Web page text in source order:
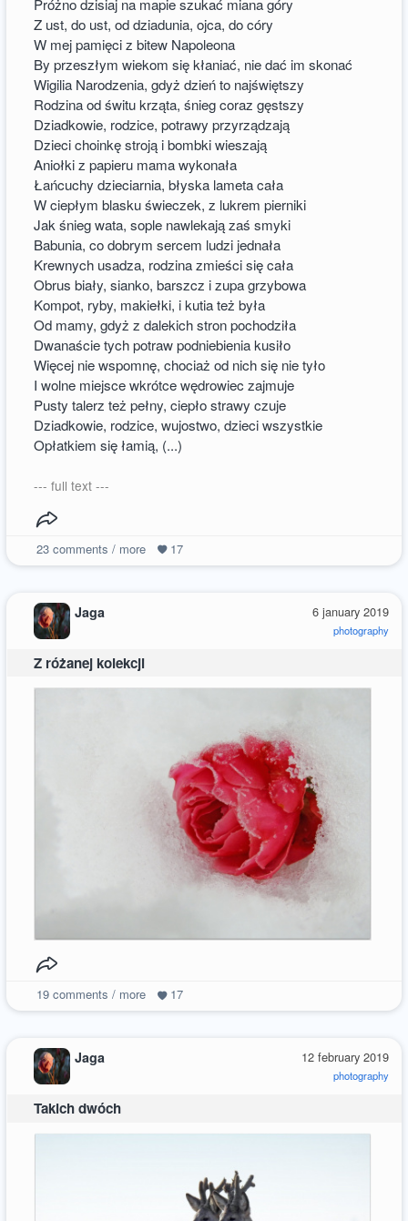
Próżno dzisiaj na mapie szukać miana góry
Z ust, do ust, od dziadunia, ojca, do córy
W mej pamięci z bitew Napoleona
By przeszłym wiekom się kłaniać, nie dać im skonać
Wigilia Narodzenia, gdyż dzień to najświętszy
Rodzina od świtu krząta, śnieg coraz gęstszy
Dziadkowie, rodzice, potrawy przyrządzają
Dzieci choinkę stroją i bombki wieszają
Aniołki z papieru mama wykonała
Łańcuchy dzieciarnia, błyska lameta cała
W ciepłym blasku świeczek, z lukrem pierniki
Jak śnieg wata, sople nawlekają zaś smyki
Babunia, co dobrym sercem ludzi jednała
Krewnych usadza, rodzina zmieści się cała
Obrus biały, sianko, barszcz i zupa grzybowa
Kompot, ryby, makiełki, i kutia też była
Od mamy, gdyż z dalekich stron pochodziła
Dwanaście tych potraw podniebienia kusiło
Więcej nie wspomnę, chociaż od nich się nie tyło
I wolne miejsce wkrótce wędrowiec zajmuje
Pusty talerz też pełny, ciepło strawy czuje
Dziadkowie, rodzice, wujostwo, dzieci wszystkie
Opłatkiem się łamią, (...)
--- full text ---
23comments / more 17
6 january 2019
photography
Jaga
Z różanej kolekcji
19comments / more 17
12 february 2019
photography
Jaga
Takich dwóch